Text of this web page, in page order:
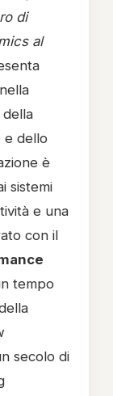
di
al
e dello
è
sistemi
e una
con il
tempo
secolo di